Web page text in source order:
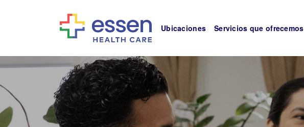
Ubicaciones Servicios que ofrecemos